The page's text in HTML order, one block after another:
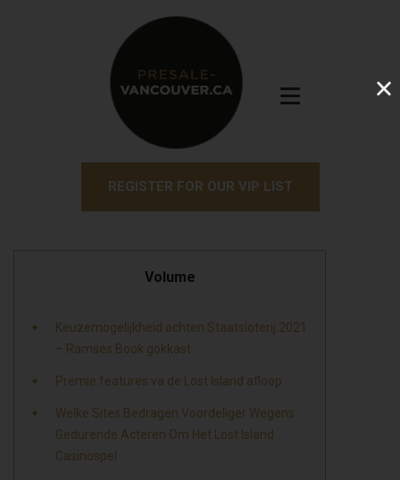
REGISTER FOR OUR VIP LIST
Volume
Keuzemogelijkheid achten Staatsloterij 2021
– Ramses Book gokkast
Premie features va de Lost Island afloop
Welke Sites Bedragen Voordeliger Wegens
Gedurende Acteren Om Het Lost Island
Casinospel